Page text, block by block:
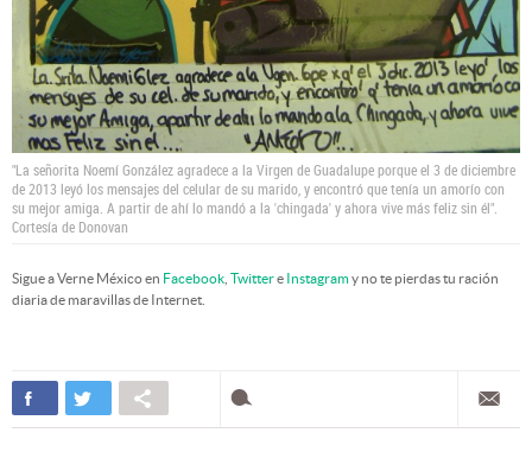
"La señorita Noemí González agradece a la Virgen de Guadalupe porque el 3 de diciembre
de 2013 leyó los mensajes del celular de su marido, y encontró que tenía un amorío con
su mejor amiga. A partir de ahí lo mandó a la 'chingada' y ahora vive más feliz sin él".
Cortesía de Donovan
Sigue a Verne México en Facebook Twittere Instagramy no te pierdas tu ración
diaria de maravillas de Internet.